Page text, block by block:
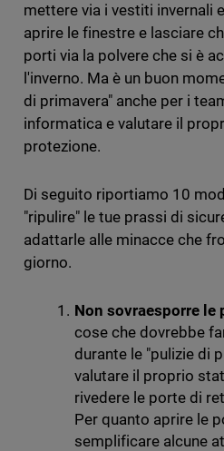
mettere via i vestiti invernali
aprire le finestre e lasciare
porti via la polvere che si è
l'inverno. Ma è un buon
di primavera" anche per i
informatica e valutare il
protezione.
Di seguito riportiamo 10
"ripulire" le tue prassi di
adattarle alle minacce che
giorno.
Non sovraesporre le
cose che dovrebbe
durante le "pulizie di
valutare il proprio
rivedere le porte di
Per quanto aprire le
semplificare alcune